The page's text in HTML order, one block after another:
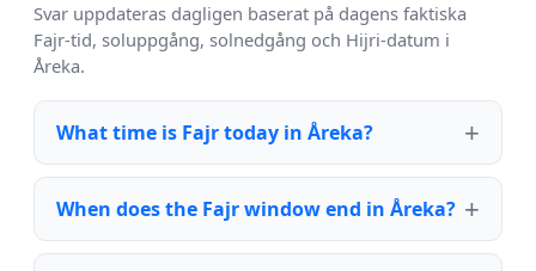
Svar uppdateras dagligen baserat på dagens faktiska
Fajr-tid, soluppgång, solnedgång och Hijri-datum i
Åreka.
What time is Fajr today in Åreka?
When does the Fajr window end in Åreka?